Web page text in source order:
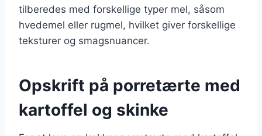
tilberedes med forskellige typer mel, såsom
hvedemel eller rugmel, hvilket giver forskellige
teksturer og smagsnuancer.
Opskrift på porretærte med
kartoffel og skinke